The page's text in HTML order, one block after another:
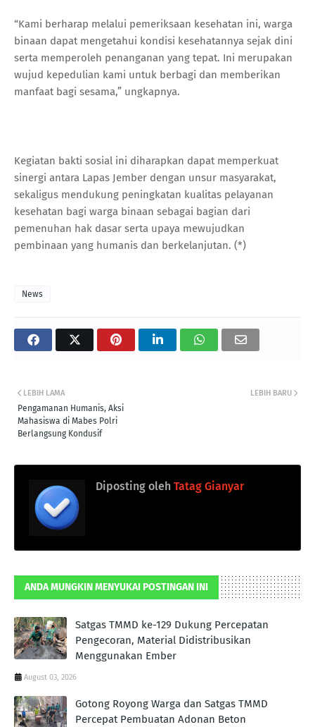
“Kami berharap melalui pemeriksaan kesehatan ini, warga
binaan dapat mengetahui kondisi kesehatannya sejak dini
serta memperoleh penanganan yang tepat. Ini merupakan
wujud kepedulian kami untuk berbagi dan memberikan
manfaat bagi sesama,” ungkapnya.
Kegiatan bakti sosial ini diharapkan dapat memperkuat
sinergi antara Lapas Jember dengan unsur masyarakat,
sekaligus mendukung peningkatan kualitas pelayanan
kesehatan bagi warga binaan sebagai bagian dari
pemenuhan hak dasar serta upaya mewujudkan
pembinaan yang humanis dan berkelanjutan. (*)
News
LEBIH BARU
LEBIH LAMA
Pengamanan Humanis, Aksi
Mahasiswa di Mabes Polri
Berlangsung Kondusif
Diposting oleh Tatag Gianyar
ANDA MUNGKIN MENYUKAI POSTINGAN INI
Satgas TMMD ke-129 Dukung Percepatan
Pengecoran, Material Didistribusikan
Menggunakan Ember
August 03, 2026
Gotong Royong Warga dan Satgas TMMD
Percepat Pembuatan Adonan Beton